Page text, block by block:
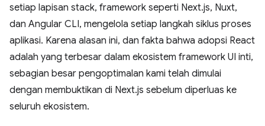
setiap lapisan stack, framework seperti Next.js, Nuxt,
dan Angular CLI, mengelola setiap langkah siklus proses
aplikasi. Karena alasan ini, dan fakta bahwa adopsi React
adalah yang terbesar dalam ekosistem framework UI inti,
sebagian besar pengoptimalan kami telah dimulai
dengan membuktikan di Next.js sebelum diperluas ke
seluruh ekosistem.